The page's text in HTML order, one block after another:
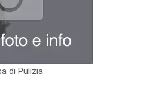
di Pulizia